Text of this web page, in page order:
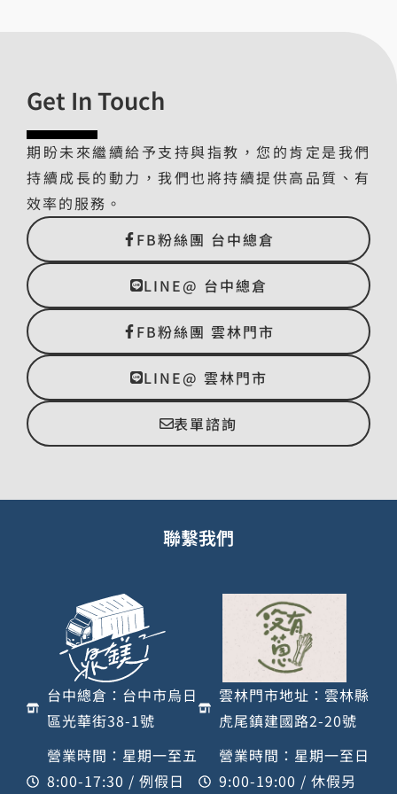
Get In Touch
期盼未來繼續給予支持與指教，您的肯定是我們
持續成長的動力，我們也將持續提供高品質、有
效率的服務。
FB粉絲團 台中總倉
LINE@ 台中總倉
FB粉絲團 雲林門市
LINE@ 雲林門市
表單諮詢
聯繫我們
台中總倉：台中市烏日
區光華街38-1號
營業時間：星期一至五
8:00-17:30 / 例假日
雲林門市地址：雲林縣
虎尾鎮建國路2-20號
營業時間：星期一至日
9:00-19:00 / 休假另